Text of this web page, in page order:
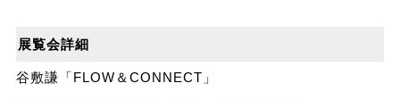
展覧会詳細
谷敷謙「FLOW＆CONNECT」